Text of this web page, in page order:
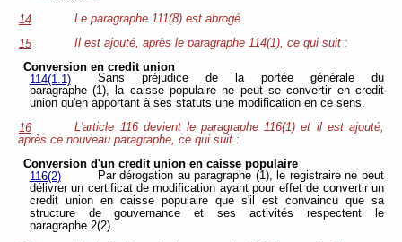
14
Le paragraphe 111(8) est abrogé.
15
Il est ajouté, après le paragraphe 114(1), ce qui suit :
Conversion en credit union
114(1.1)
Sans préjudice de la portée générale du
paragraphe (1), la caisse populaire ne peut se convertir en credit
union qu'en apportant à ses statuts une modification en ce sens.
16
L'article 116 devient le paragraphe 116(1) et il est ajouté,
après ce nouveau paragraphe, ce qui suit :
Conversion d'un credit union en caisse populaire
116(2)
Par dérogation au paragraphe (1), le registraire ne peut
délivrer un certificat de modification ayant pour effet de convertir un
credit union en caisse populaire que s'il est convaincu que sa
structure de gouvernance et ses activités respectent le
paragraphe 2(2).